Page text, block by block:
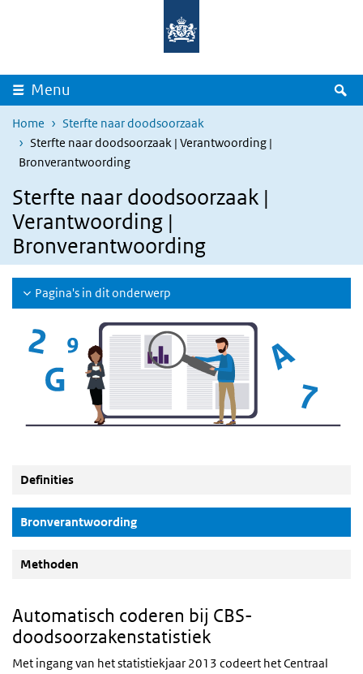
Overslaan en naar de inhoud gaan
Menu
Home
Sterfte naar doodsoorzaak
Sterfte naar doodsoorzaak | Verantwoording |
Bronverantwoording
Sterfte naar doodsoorzaak |
Verantwoording |
Bronverantwoording
Pagina's in dit onderwerp
Definities
Bronverantwoording(Actieve knop)
Methoden
Automatisch coderen bij CBS-
doodsoorzakenstatistiek
Met ingang van het statistiekjaar 2013 codeert het Centraal